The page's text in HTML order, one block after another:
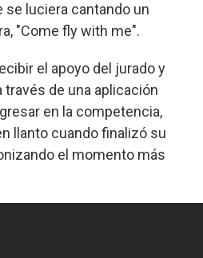
se luciera cantando un
"Come fly with me".
el apoyo del jurado y
través de una aplicación
en la competencia,
llanto cuando finalizó su
el momento más